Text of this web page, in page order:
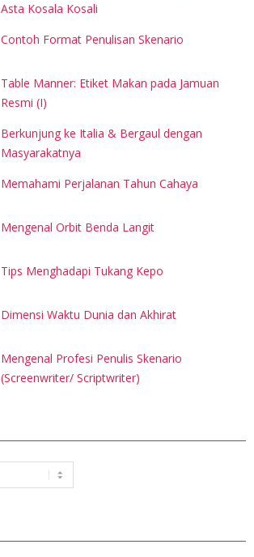
Asta Kosala Kosali
Contoh Format Penulisan Skenario
Table Manner: Etiket Makan pada Jamuan
Resmi (I)
Berkunjung ke Italia & Bergaul dengan
Masyarakatnya
Memahami Perjalanan Tahun Cahaya
Mengenal Orbit Benda Langit
Tips Menghadapi Tukang Kepo
Dimensi Waktu Dunia dan Akhirat
Mengenal Profesi Penulis Skenario
(Screenwriter/ Scriptwriter)